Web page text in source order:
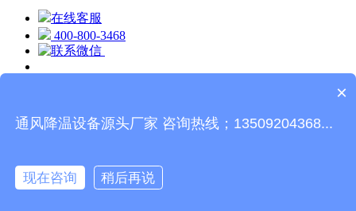
在线客服
400-800-3468
1
×
通风降温设备源头厂家 咨询热线；13509204368...
现在咨询 稍后再说